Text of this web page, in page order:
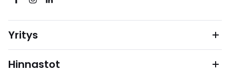
Yritys
Hinnastot